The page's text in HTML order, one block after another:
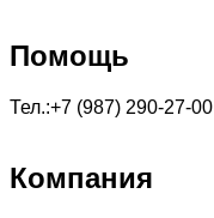
Помощь
Тел.:+7 (987) 290-27-00
Компания